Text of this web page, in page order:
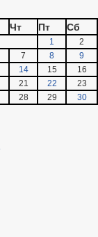
Чт Пт Сб
1 2
7 8 9
14 15 16
21 22 23
28 29 30